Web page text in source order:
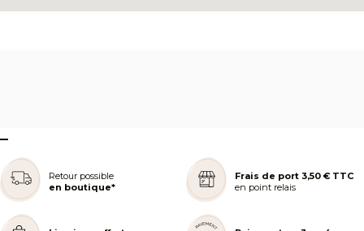
–
Retour possible
en boutique*
Frais de port 3,50 € TTC
en point relais